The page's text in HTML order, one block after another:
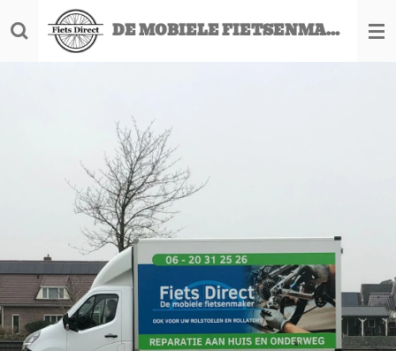
direct
DE MOBIELE FIETSENMAKER